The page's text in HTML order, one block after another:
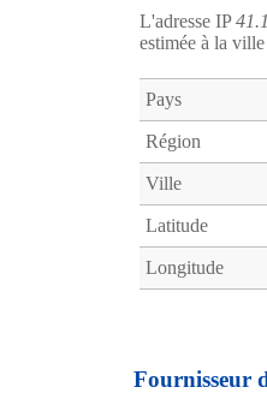
L'adresse IP
estimée à la
Pays
Région
Ville
Latitude
Longitude
Fournisseur